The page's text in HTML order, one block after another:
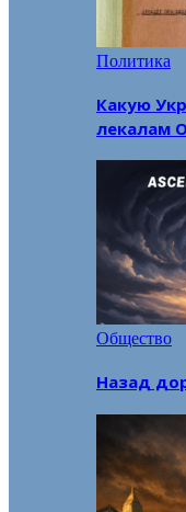
Политика
Какую
лекалам
Общество
Назад